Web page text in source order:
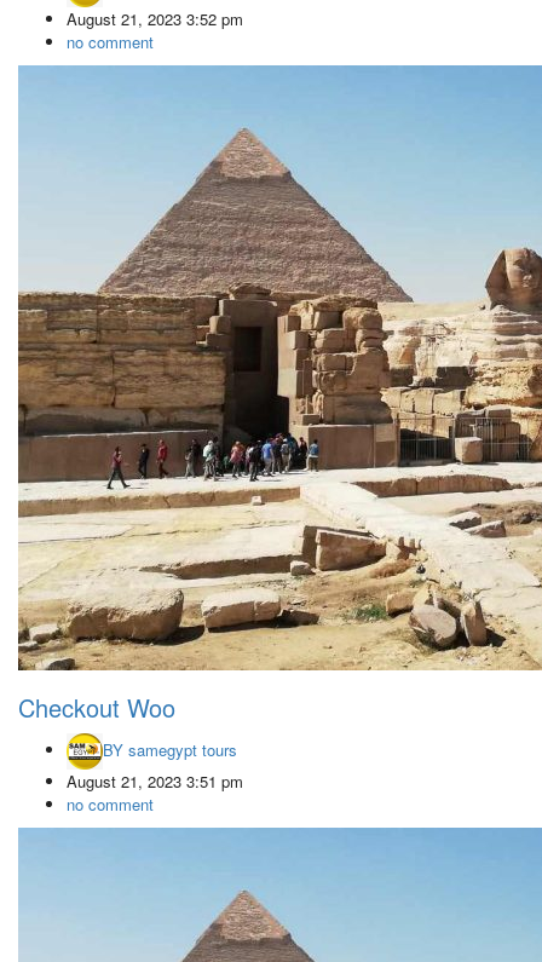
August 21, 2023 3:52 pm
no comment
Checkout Woo
BY samegypt tours
August 21, 2023 3:51 pm
no comment